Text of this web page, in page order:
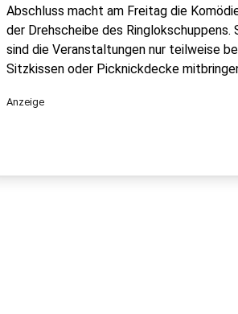
Abschluss macht am Freitag die
der Drehscheibe des
sind die Veranstaltungen nur teilweise
Sitzkissen oder Picknickdecke
Anzeige